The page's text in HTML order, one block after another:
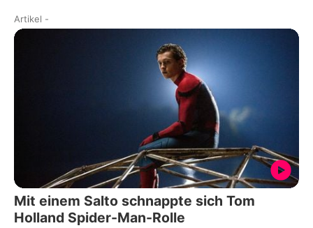
Artikel -
Mit einem Salto schnappte sich Tom
Holland Spider-Man-Rolle